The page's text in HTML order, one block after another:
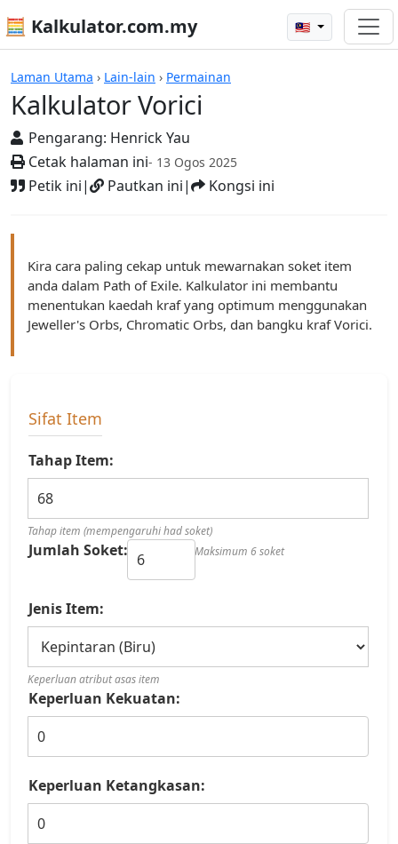
🧮 Kalkulator.com.my 🇲🇾
Laman Utama › Lain-lain › Permainan
Kalkulator Vorici
Pengarang: Henrick Yau
Cetak halaman ini- 13 Ogos 2025
Petik ini| Pautkan ini| Kongsi ini
Kalkulator
Kira cara paling cekap untuk mewarnakan soket item
anda dalam Path of Exile. Kalkulator ini membantu
menentukan kaedah kraf yang optimum menggunakan
Jeweller's Orbs, Chromatic Orbs, dan bangku kraf Vorici.
Sifat Item
Tahap Item:
Tahap item (mempengaruhi had soket)
Jumlah Soket: Maksimum 6 soket
Jenis Item:
Keperluan atribut asas item
Keperluan Kekuatan:
Keperluan Ketangkasan: